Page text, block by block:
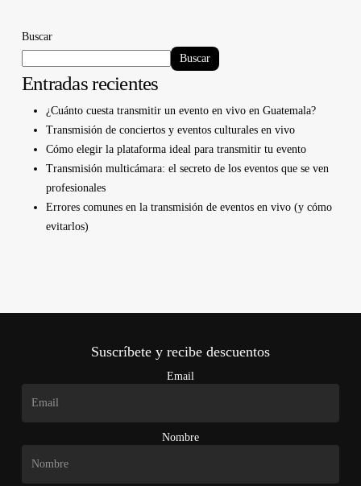
Buscar
Buscar
Entradas recientes
¿Cuánto cuesta transmitir un evento en vivo en Guatemala?
Transmisión de conciertos y eventos culturales en vivo
Cómo elegir la plataforma ideal para transmitir tu evento
Transmisión multicámara: el secreto de los eventos que se ven
profesionales
Errores comunes en la transmisión de eventos en vivo (y cómo
evitarlos)
Suscríbete y recibe descuentos
Email
Nombre